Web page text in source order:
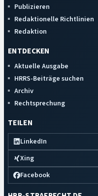
Publizieren
Redaktionelle Richtlinien
Redaktion
ENTDECKEN
Aktuelle Ausgabe
HRRS-Beiträge suchen
Archiv
Rechtsprechung
TEILEN
LinkedIn
Xing
Facebook